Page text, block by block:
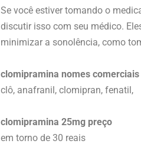
Se você estiver tomando o
discutir isso com seu médico.
minimizar a sonolência, como
clomipramina nomes comerciais
clô, anafranil, clomipran, fenatil,
clomipramina 25mg preço
em torno de 30 reais